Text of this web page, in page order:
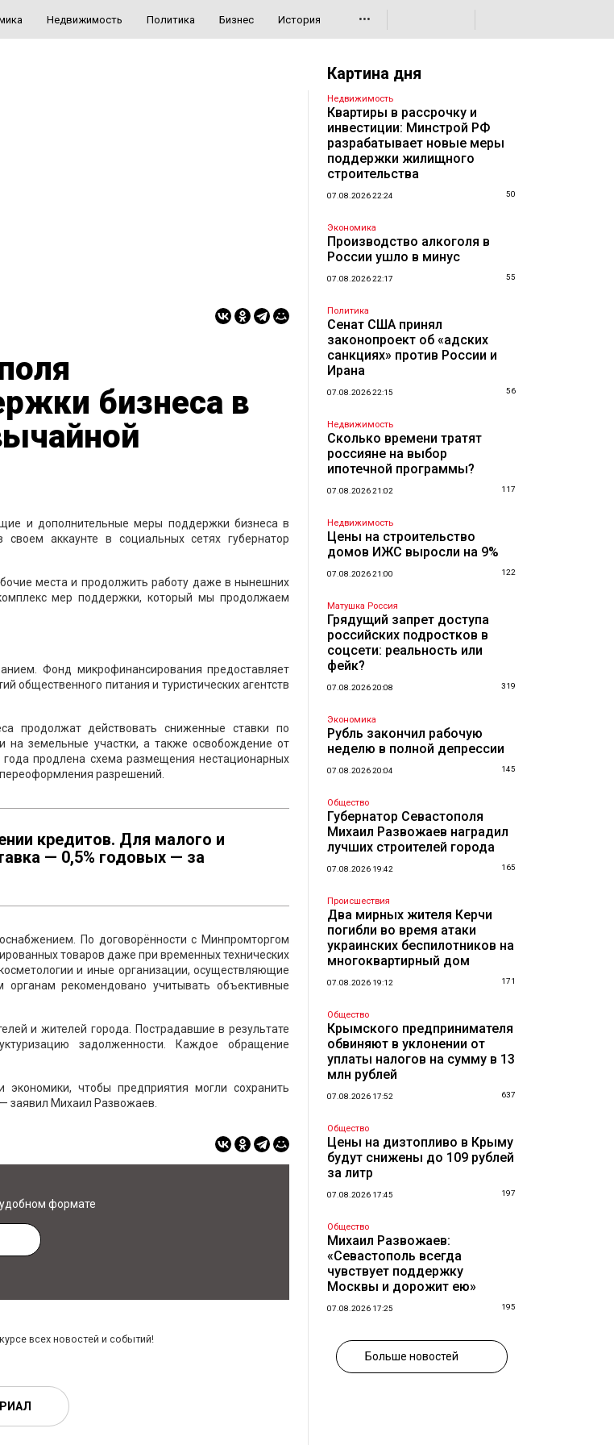
Недвижимость Политика Бизнес История •••
бизнеса в
и дополнительные меры поддержки бизнеса в
аккаунте в социальных сетях губернатор
места и продолжить работу даже в нынешних
мер поддержки, который мы продолжаем
Фонд микрофинансирования предоставляет
общественного питания и туристических агентств
продолжат действовать сниженные ставки по
на земельные участки, а также освобождение от
продлена схема размещения нестационарных
разрешений.
кредитов. Для малого и
— 0,5% годовых — за
По договорённости с Минпромторгом
товаров даже при временных технических
и иные организации, осуществляющие
рекомендовано учитывать объективные
и жителей города. Пострадавшие в результате
задолженности. Каждое обращение
чтобы предприятия могли сохранить
заявил Михаил Развожаев.
формате
всех новостей и событий!
Картина дня
Недвижимость
Квартиры в рассрочку и
инвестиции: Минстрой РФ
разрабатывает новые меры
поддержки жилищного
строительства
07.08.2026 22:24 50
Экономика
Производство алкоголя в
России ушло в минус
07.08.2026 22:17 55
Политика
Сенат США принял
законопроект об «адских
санкциях» против России и
Ирана
07.08.2026 22:15 56
Недвижимость
Сколько времени тратят
россияне на выбор
ипотечной программы?
07.08.2026 21:02 117
Недвижимость
Цены на строительство
домов ИЖС выросли на 9%
07.08.2026 21:00 122
Матушка Россия
Грядущий запрет доступа
российских подростков в
соцсети: реальность или
фейк?
07.08.2026 20:08 319
Экономика
Рубль закончил рабочую
неделю в полной депрессии
07.08.2026 20:04 145
Общество
Губернатор Севастополя
Михаил Развожаев наградил
лучших строителей города
07.08.2026 19:42 165
Происшествия
Два мирных жителя Керчи
погибли во время атаки
украинских беспилотников на
многоквартирный дом
07.08.2026 19:12 171
Общество
Крымского предпринимателя
обвиняют в уклонении от
уплаты налогов на сумму в 13
млн рублей
07.08.2026 17:52 637
Общество
Цены на дизтопливо в Крыму
будут снижены до 109 рублей
за литр
07.08.2026 17:45 197
Общество
Михаил Развожаев:
«Севастополь всегда
чувствует поддержку
Москвы и дорожит ею»
07.08.2026 17:25 195
Больше новостей